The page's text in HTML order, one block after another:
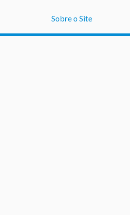
Sobre o Site